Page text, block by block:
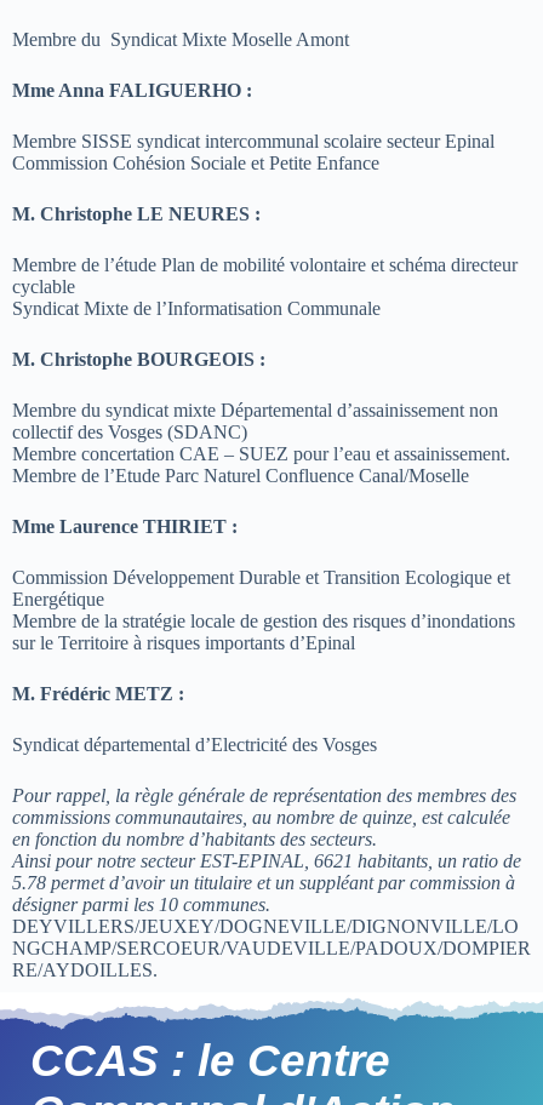
Membre du Syndicat Mixte Moselle Amont
Mme Anna FALIGUERHO :
Membre SISSE syndicat intercommunal scolaire secteur Epinal
Commission Cohésion Sociale et Petite Enfance
M. Christophe LE NEURES :
Membre de l’étude Plan de mobilité volontaire et schéma directeur
cyclable
Syndicat Mixte de l’Informatisation Communale
M. Christophe BOURGEOIS :
Membre du syndicat mixte Départemental d’assainissement non
collectif des Vosges (SDANC)
Membre concertation CAE – SUEZ pour l’eau et assainissement.
Membre de l’Etude Parc Naturel Confluence Canal/Moselle
Mme Laurence THIRIET :
Commission Développement Durable et Transition Ecologique et
Energétique
Membre de la stratégie locale de gestion des risques d’inondations
sur le Territoire à risques importants d’Epinal
M. Frédéric METZ :
Syndicat départemental d’Electricité des Vosges
Pour rappel, la règle générale de représentation des membres des
commissions communautaires, au nombre de quinze, est calculée
en fonction du nombre d’habitants des secteurs.
Ainsi pour notre secteur EST-EPINAL, 6621 habitants, un ratio de
5.78 permet d’avoir un titulaire et un suppléant par commission à
désigner parmi les 10 communes.
DEYVILLERS/JEUXEY/DOGNEVILLE/DIGNONVILLE/LO
NGCHAMP/SERCOEUR/VAUDEVILLE/PADOUX/DOMPIER
RE/AYDOILLES.
CCAS : le Centre